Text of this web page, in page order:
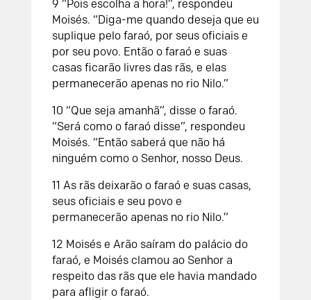
9 “Pois escolha a hora!”, respondeu
Moisés. “Diga-me quando deseja que eu
suplique pelo faraó, por seus oficiais e
por seu povo. Então o faraó e suas
casas ficarão livres das rãs, e elas
permanecerão apenas no rio Nilo.”
10 “Que seja amanhã”, disse o faraó.
“Será como o faraó disse”, respondeu
Moisés. “Então saberá que não há
ninguém como o Senhor, nosso Deus.
11 As rãs deixarão o faraó e suas casas,
seus oficiais e seu povo e
permanecerão apenas no rio Nilo.”
12 Moisés e Arão saíram do palácio do
faraó, e Moisés clamou ao Senhor a
respeito das rãs que ele havia mandado
para afligir o faraó.